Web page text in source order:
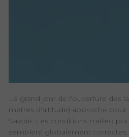
Le grand jour de l'ouverture des
mètres d'altitude) approche
Savoie. Les conditions météo
semblent globalement